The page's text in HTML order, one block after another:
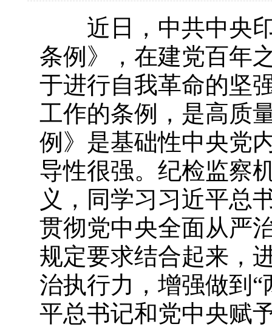
近日，中共中央印
条例》，在建党百年
于进行自我革命的坚
工作的条例，是高质
例》是基础性中央党
导性很强。纪检监察
义，同学习习近平总
贯彻党中央全面从严
规定要求结合起来，
治执行力，增强做到
平总书记和党中央赋